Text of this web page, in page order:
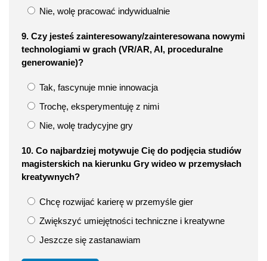
Nie, wolę pracować indywidualnie
9. Czy jesteś zainteresowany/zainteresowana nowymi
technologiami w grach (VR/AR, AI, proceduralne
generowanie)?
Tak, fascynuje mnie innowacja
Trochę, eksperymentuję z nimi
Nie, wolę tradycyjne gry
10. Co najbardziej motywuje Cię do podjęcia studiów
magisterskich na kierunku Gry wideo w przemysłach
kreatywnych?
Chcę rozwijać karierę w przemyśle gier
Zwiększyć umiejętności techniczne i kreatywne
Jeszcze się zastanawiam